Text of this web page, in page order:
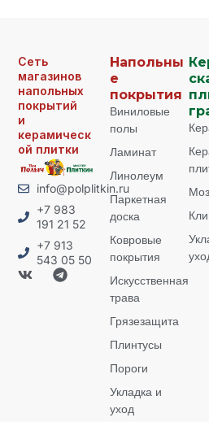
Сеть
магазинов
напольных
покрытий
и
керамическ
ой плитки
info@polplitkin.ru
+7 983
191 21 52
+7 913
543 05 50
Напольны
е
покрытия
Виниловые
полы
Ламинат
Линолеум
Паркетная
доска
Ковровые
покрытия
Искусственная
трава
Грязезащита
Плинтусы
Пороги
Укладка и
уход